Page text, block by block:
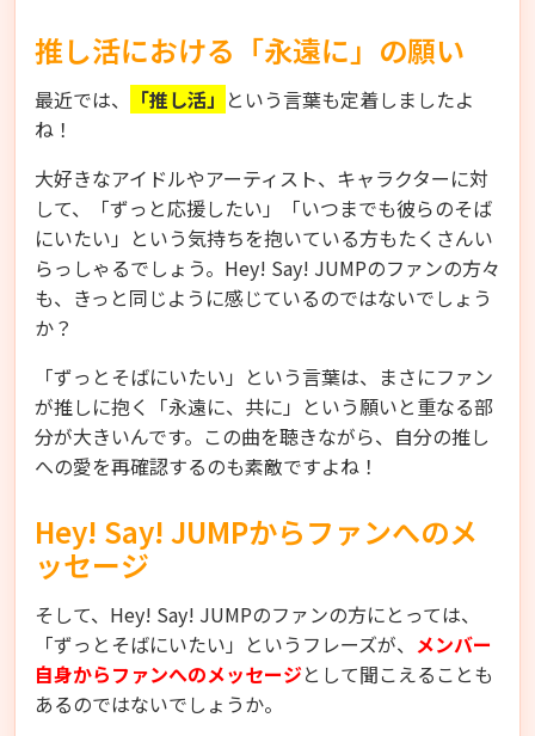
推し活における「永遠に」の願い
最近では、 「推し活」 という言葉も定着しましたよ
ね！
大好きなアイドルやアーティスト、キャラクターに対
して、「ずっと応援したい」「いつまでも彼らのそば
にいたい」という気持ちを抱いている方もたくさんい
らっしゃるでしょう。Hey! Say! JUMPのファンの方々
も、きっと同じように感じているのではないでしょう
か？
「ずっとそばにいたい」という言葉は、まさにファン
が推しに抱く「永遠に、共に」という願いと重なる部
分が大きいんです。この曲を聴きながら、自分の推し
への愛を再確認するのも素敵ですよね！
Hey! Say! JUMPからファンへのメ
ッセージ
そして、Hey! Say! JUMPのファンの方にとっては、
「ずっとそばにいたい」というフレーズが、 メンバー
自身からファンへのメッセージとして聞こえることも
あるのではないでしょうか。